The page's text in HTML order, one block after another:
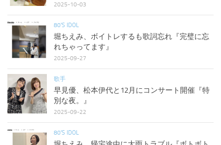
2025-10-03
80'S IDOL
堀ちえみ、ボイトレするも歌詞忘れ『完璧に忘
れちゃってます』
2025-09-27
歌手
早見優、松本伊代と12月にコンサート開催『特
別な夜。』
2025-09-22
80'S IDOL